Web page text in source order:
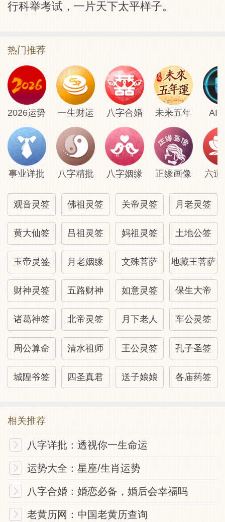
行科举考试，一片天下太平样子。
热门推荐
2026运势 一生财运 八字合婚 未来五年 AI
事业详批 八字精批 八字姻缘 正缘画像 六道
观音灵签 佛祖灵签 关帝灵签 月老灵签
黄大仙签 吕祖灵签 妈祖灵签 土地公签
玉帝灵签 月老姻缘 文殊菩萨 地藏王菩萨
财神灵签 五路财神 如意灵签 保生大帝
诸葛神签 北帝灵签 月下老人 车公灵签
周公算命 清水祖师 王公灵签 孔子圣签
城隍爷签 四圣真君 送子娘娘 各庙药签
相关推荐
八字详批：透视你一生命运
运势大全：星座/生肖运势
八字合婚：婚恋必备，婚后会幸福吗
老黄历网：中国老黄历查询